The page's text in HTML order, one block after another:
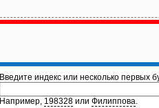
Введите индекс или несколько первых
Например, 198328 или Филиппова.